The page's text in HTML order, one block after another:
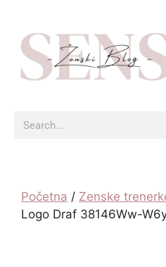
Početna / Zenske
Logo Draf 38146Ww-